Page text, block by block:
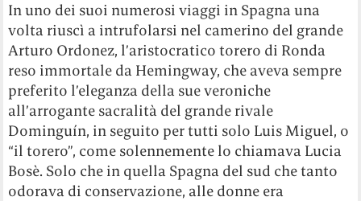
In uno dei suoi numerosi viaggi in Spagna una
volta riuscì a intrufolarsi nel camerino del grande
Arturo Ordonez, l’aristocratico torero di Ronda
reso immortale da Hemingway, che aveva sempre
preferito l’eleganza della sue veroniche
all’arrogante sacralità del grande rivale
Dominguín, in seguito per tutti solo Luis Miguel, o
“il torero”, come solennemente lo chiamava Lucia
Bosè. Solo che in quella Spagna del sud che tanto
odorava di conservazione, alle donne era